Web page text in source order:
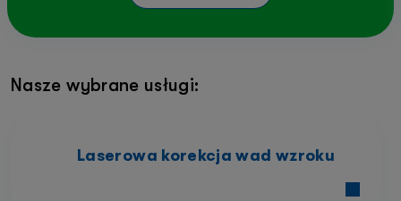
Nasze wybrane usługi:
Laserowa korekcja wad wzroku